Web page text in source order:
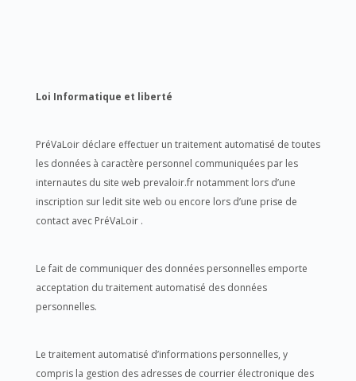
Loi Informatique et liberté
PréVaLoir déclare effectuer un traitement automatisé de toutes
les données à caractère personnel communiquées par les
internautes du site web prevaloir.fr notamment lors d’une
inscription sur ledit site web ou encore lors d’une prise de
contact avec PréVaLoir .
Le fait de communiquer des données personnelles emporte
acceptation du traitement automatisé des données
personnelles.
Le traitement automatisé d’informations personnelles, y
compris la gestion des adresses de courrier électronique des